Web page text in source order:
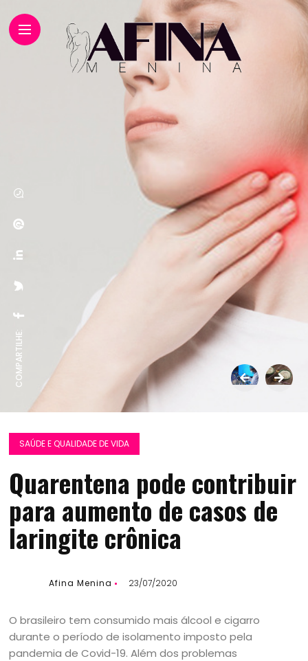
COMPARTILHE:
SAÚDE E QUALIDADE DE VIDA
Quarentena pode contribuir
para aumento de casos de
laringite crônica
Afina Menina 23/07/2020
O brasileiro tem consumido mais álcool e cigarro
durante o período de isolamento imposto pela
pandemia de Covid-19. Além dos problemas